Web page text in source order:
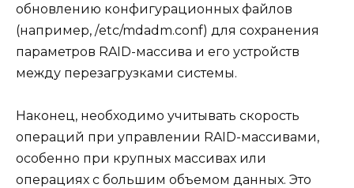
обновлению конфигурационных файлов
(например, /etc/mdadm.conf) для сохранения
параметров RAID-массива и его устройств
между перезагрузками системы.
Наконец, необходимо учитывать скорость
операций при управлении RAID-массивами,
особенно при крупных массивах или
операциях с большим объемом данных. Это